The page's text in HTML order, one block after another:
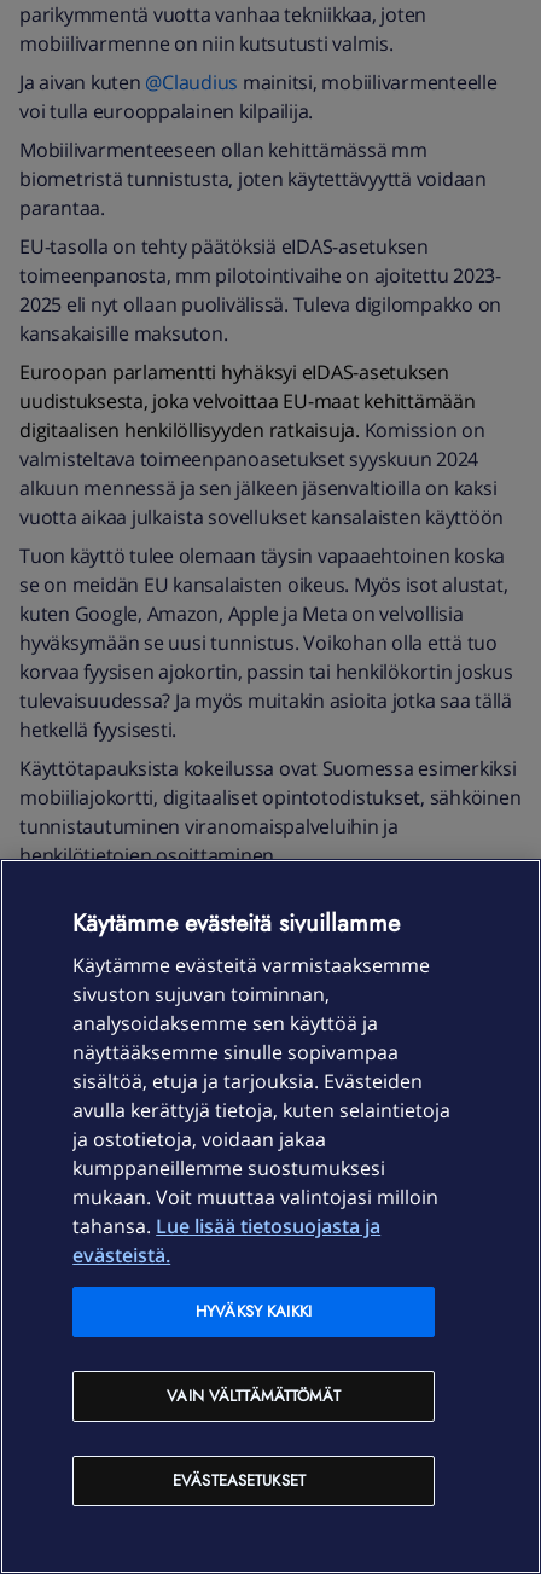
parikymmentä vuotta vanhaa tekniikkaa, joten
mobiilivarmenne on niin kutsutusti valmis.
Ja aivan kuten @Claudius mainitsi, mobiilivarmenteelle
voi tulla eurooppalainen kilpailija.
Mobiilivarmenteeseen ollan kehittämässä mm
biometristä tunnistusta, joten käytettävyyttä voidaan
parantaa.
EU-tasolla on tehty päätöksiä eIDAS-asetuksen
toimeenpanosta, mm pilotointivaihe on ajoitettu 2023-
2025 eli nyt ollaan puolivälissä. Tuleva digilompakko on
kansakaisille maksuton.
Euroopan parlamentti hyhäksyi eIDAS-asetuksen
uudistuksesta, joka velvoittaa EU-maat kehittämään
digitaalisen henkilöllisyyden ratkaisuja. Komission on
valmisteltava toimeenpanoasetukset syyskuun 2024
alkuun mennessä ja sen jälkeen jäsenvaltioilla on kaksi
vuotta aikaa julkaista sovellukset kansalaisten käyttöön
Tuon käyttö tulee olemaan täysin vapaaehtoinen koska
se on meidän EU kansalaisten oikeus. Myös isot alustat,
kuten Google, Amazon, Apple ja Meta on velvollisia
hyväksymään se uusi tunnistus. Voikohan olla että tuo
korvaa fyysisen ajokortin, passin tai henkilökortin joskus
tulevaisuudessa? Ja myös muitakin asioita jotka saa tällä
hetkellä fyysisesti.
Käyttötapauksista kokeilussa ovat Suomessa esimerkiksi
mobiiliajokortti, digitaaliset opintotodistukset, sähköinen
tunnistautuminen viranomaispalveluihin ja
henkilötietojen osoittaminen.
JV0600 Forum|Forum|2 years ago
Pahaa pelkään että jos digitaalinen henkkari tai ajokortti
otetaan käyttöön niin kräkkerit ja rikolliset osaa kyllä
murtaa ne ja käyttää hyväkseen niitä, siksi luotan
enemmän vanhanaikaiseen muoviseen henkkariin ja
ajokorttiin. Ja tosiaan toivon että ne digitaaliset versiot
on vapaaehtoisia, ei pakollisia.
Mm. Elisa Viihde laajakaistalla, Elisa K1-liittymiä ym. Elisalta
lasselusse
Pahaa pelkään että jos digitaalinen henkkari tai ajokortti
otetaan käyttöön niin kräkkerit ja rikolliset osaa kyllä
Käytämme evästeitä sivuillamme
Käytämme evästeitä varmistaaksemme
sivuston sujuvan toiminnan,
analysoidaksemme sen käyttöä ja
näyttääksemme sinulle sopivampaa
sisältöä, etuja ja tarjouksia. Evästeiden
avulla kerättyjä tietoja, kuten selaintietoja
ja ostotietoja, voidaan jakaa
kumppaneillemme suostumuksesi
mukaan. Voit muuttaa valintojasi milloin
tahansa. Lue lisää tietosuojasta ja
evästeistä.
EVÄSTEASETUKSET
VAIN VÄLTTÄMÄTTÖMÄT
HYVÄKSY KAIKKI